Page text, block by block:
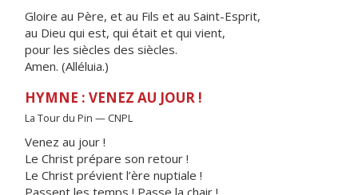
Gloire au Père, et au Fils et au Saint-Esprit,
au Dieu qui est, qui était et qui vient,
pour les siècles des siècles.
Amen. (Alléluia.)
HYMNE : VENEZ AU JOUR !
La Tour du Pin — CNPL
Venez au jour !
Le Christ prépare son retour !
Le Christ prévient l’ère nuptiale !
Passent les temps ! Passe la chair !